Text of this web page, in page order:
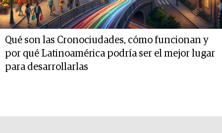
Qué son las Cronociudades, cómo funcionan y
por qué Latinoamérica podría ser el mejor lugar
para desarrollarlas